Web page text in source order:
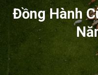
Đồng Hành